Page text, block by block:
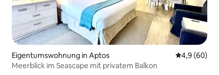
Eigentumswohnung in Aptos
4,9 (60)
Meerblick im Seascape mit privatem Balkon